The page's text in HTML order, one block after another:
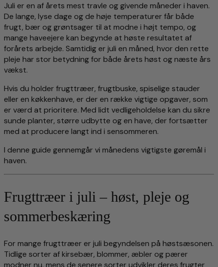
Juli er en af årets mest travle og givende måneder i haven.
De lange, lyse dage og de høje temperaturer får både
frugt, bær og grøntsager til at modne i højt tempo, og
mange haveejere kan begynde at høste resultatet af
forårets arbejde. Samtidig er juli en måned, hvor den rette
pleje har stor betydning for både årets høst og næste års
vækst.
Hvis du holder frugttræer, frugtbuske, spiselige stauder
eller en køkkenhave, er der en række vigtige opgaver, som
er værd at prioritere. Med lidt vedligeholdelse kan du sikre
sunde planter, større udbytte og en have, der fortsætter
med at producere langt ind i sensommeren.
I denne guide gennemgår vi månedens vigtigste gøremål i
haven.
Frugttræer i juli – høst, pleje og
sommerbeskæring
For mange frugttræer er juli begyndelsen på høstsæsonen.
Tidlige sorter af kirsebær, blommer, æbler og pærer
modner nu, mens de senere sorter udvikler deres frugter